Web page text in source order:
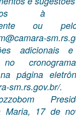
à
ou
adicionais e
no
página
Maria, 17 de